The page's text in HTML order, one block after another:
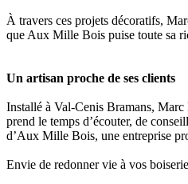
À travers ces projets décoratifs,
que Aux Mille Bois puise toute sa
Un artisan proche de ses clients
Installé à Val-Cenis Bramans,
prend le temps d’écouter, de
d’Aux Mille Bois, une entreprise
Envie de redonner vie à vos